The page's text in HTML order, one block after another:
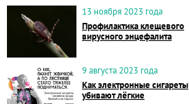
13 ноября 2023 года
Профилактика клещевого
вирусного энцефалита
9 августа 2023 года
Как электронные сигареты
убивают лёгкие